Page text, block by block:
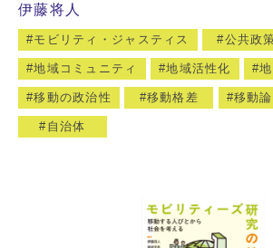
伊藤将人
モビリティ・ジャスティス 公共政
地域コミュニティ 地域活性化
移動の政治性 移動格差 移動
自治体